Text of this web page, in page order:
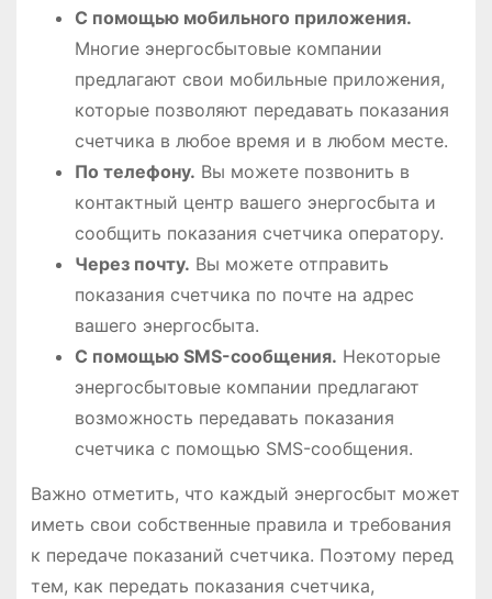
С помощью мобильного приложения.
Многие энергосбытовые компании
предлагают свои мобильные приложения,
которые позволяют передавать показания
счетчика в любое время и в любом месте.
По телефону. Вы можете позвонить в
контактный центр вашего энергосбыта и
сообщить показания счетчика оператору.
Через почту. Вы можете отправить
показания счетчика по почте на адрес
вашего энергосбыта.
С помощью SMS-сообщения. Некоторые
энергосбытовые компании предлагают
возможность передавать показания
счетчика с помощью SMS-сообщения.
Важно отметить, что каждый энергосбыт может
иметь свои собственные правила и требования
к передаче показаний счетчика. Поэтому перед
тем, как передать показания счетчика,